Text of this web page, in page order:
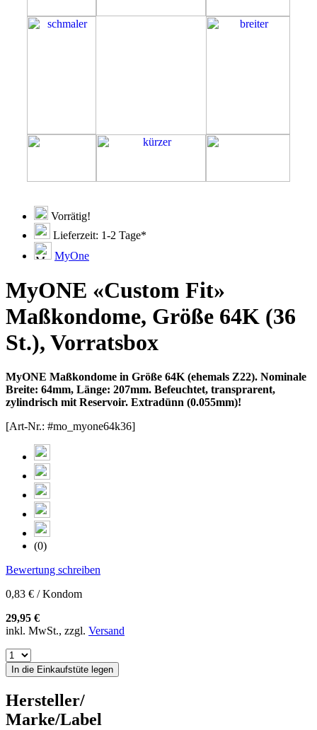
Vorrätig!
Lieferzeit: 1-2 Tage*
MyOne
MyONE «Custom Fit»
Maßkondome, Größe 64K (36
St.), Vorratsbox
MyONE Maßkondome in Größe 64K (ehemals Z22). Nominale
Breite: 64mm, Länge: 207mm. Befeuchtet, transprarent,
zylindrisch mit Reservoir. Extradünn (0.055mm)!
[Art-Nr.: #mo_myone64k36]
(0)
Bewertung schreiben
0,83 € / Kondom
29,95 €
inkl. MwSt., zzgl. Versand
In die Einkaufstüte legen
Hersteller/
Marke/Label